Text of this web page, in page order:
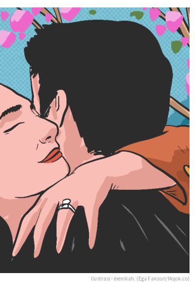
ilustrasi - menikah. (Ega Fansuri/Mojok.co)